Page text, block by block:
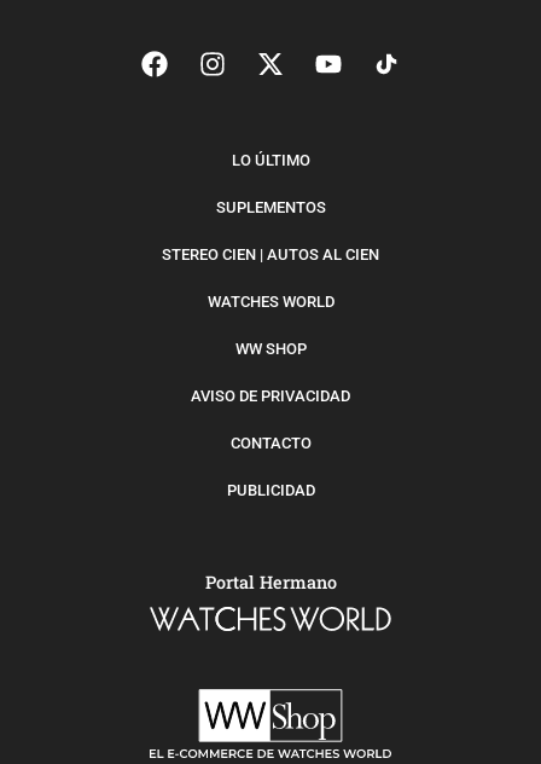
LO ÚLTIMO
SUPLEMENTOS
STEREO CIEN | AUTOS AL CIEN
WATCHES WORLD
WW SHOP
AVISO DE PRIVACIDAD
CONTACTO
PUBLICIDAD
Portal Hermano